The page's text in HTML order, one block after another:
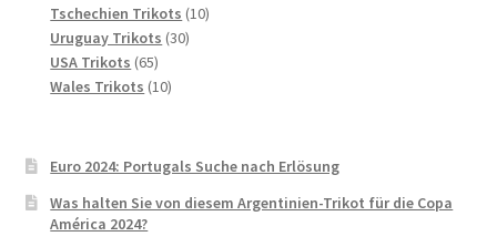
Produkte
Tschechien Trikots 1010
Uruguay Trikots 3030
USA Trikots 6565
Produkte
Wales Trikots 1010
Euro 2024: Portugals Suche nach Erlösung
Was halten Sie von diesem Argentinien-Trikot für die Copa
América 2024?